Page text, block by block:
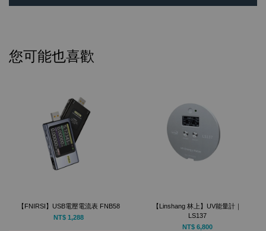
您可能也喜歡
【FNIRSI】USB電壓電流表 FNB58
NT$ 1,288
【Linshang 林上】UV能量計｜
LS137
NT$ 6,800